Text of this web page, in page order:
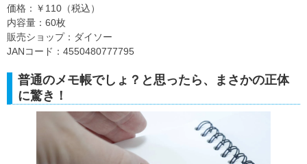
価格：￥110（税込）
内容量：60枚
販売ショップ：ダイソー
JANコード：4550480777795
普通のメモ帳でしょ？と思ったら、まさかの正体
に驚き！